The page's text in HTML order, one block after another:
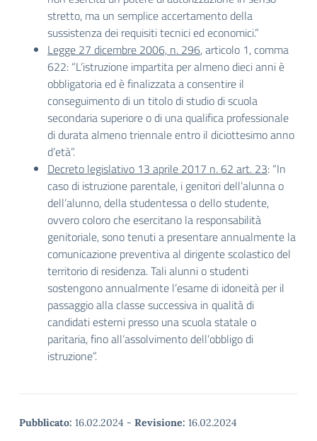
stretto, ma un semplice accertamento della
sussistenza dei requisiti tecnici ed economici.”
Legge 27 dicembre 2006, n. 296, articolo 1, comma
622: “L’istruzione impartita per almeno dieci anni è
obbligatoria ed è finalizzata a consentire il
conseguimento di un titolo di studio di scuola
secondaria superiore o di una qualifica professionale
di durata almeno triennale entro il diciottesimo anno
d’età”.
Decreto legislativo 13 aprile 2017 n. 62 art. 23: “In
caso di istruzione parentale, i genitori dell’alunna o
dell’alunno, della studentessa o dello studente,
ovvero coloro che esercitano la responsabilità
genitoriale, sono tenuti a presentare annualmente la
comunicazione preventiva al dirigente scolastico del
territorio di residenza. Tali alunni o studenti
sostengono annualmente l’esame di idoneità per il
passaggio alla classe successiva in qualità di
candidati esterni presso una scuola statale o
paritaria, fino all’assolvimento dell’obbligo di
istruzione”.
Pubblicato: 16.02.2024 - Revisione: 16.02.2024